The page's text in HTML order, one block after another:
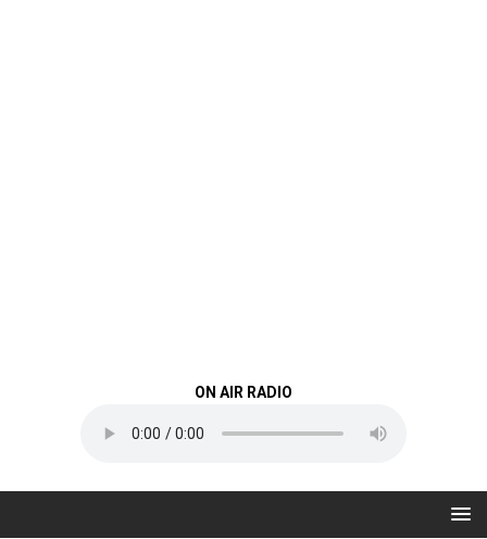
ON AIR RADIO